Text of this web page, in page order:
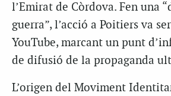
l’Emirat de Còrdova. Fen una
guerra”, l’acció a Poitiers va
YouTube, marcant un punt
de difusió de la propaganda
L’origen del Moviment